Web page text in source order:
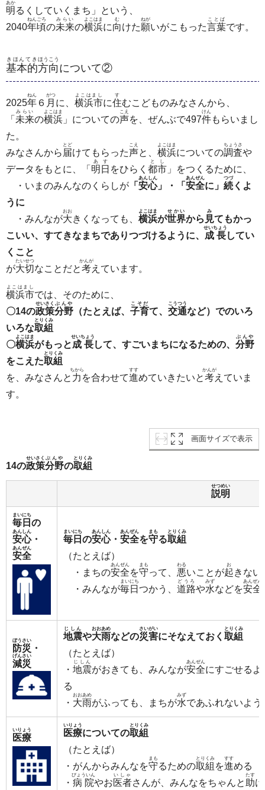
明
あか
るくしていくまち」という、
2040年
ねん
頃
ごろ
の未来
みらい
の横浜
よこはま
に向
む
けた願
ねが
いがこもった言葉
ことば
です。
基本的
きほんてき
方向
ほうこう
について②
2025年
ねん
６ 月
がつ
に、 横浜市
よこはまし
に住
す
むこどものみなさんから、
「 未来
みらい
の横浜
よこはま
」についての声
こえ
を、ぜんぶで497件
けん
もらいまし
た。
みなさんから 届
とど
けてもらった声
こえ
と、 横浜
よこはま
についての調査
ちょうさ
や
データをもとに、「 明日
あす
をひらく 都市
とし
」をつくるために、
・いまのみんなのくらしが 「 安心
あんしん
」・「 安全
あんぜん
に」 続
つづ
くよ
うに
・みんなが大
おお
きくなっても、 横浜
よこはま
が世界
せかい
から 見
み
てもかっ
こいい、すてきなまちでありつづけるように、 成長
せいちょう
してい
くこと
が大切
たいせつ
なことだと考
かんが
えています。
横浜市
よこはまし
では、そのために、
〇14の政策
せいさく
分野
ぶんや
（たとえば、 子育
こそだ
て、 交通
こうつう
など）でのいろ
いろな取組
とりくみ
〇横浜
よこはま
がもっと成長
せいちょう
して、すごいまちになるための、 分野
ぶんや
をこえた取組
とりくみ
を、みなさんと 力
ちから
を合わせて進
すす
めていきたいと考
かんが
えていま
す。
画面サイズで表示
14の政策
せいさく
分野
ぶんや
の取組
とりくみ
説明
せつめい
毎日
まいにち
の
安心
あんしん
・
安全
あんぜん
毎日
まいにち
の安心
あんしん
・ 安全
あんぜん
を守
まも
る取組
とりくみ
（たとえば）
・まちの安全
あんぜん
を守
まも
って、 悪
わる
いことが起
お
きない
・みんなが毎日
まいにち
つかう、 道路
どうろ
や水
みず
などを安全
あんぜん
防災
ぼうさい
・
減災
げんさい
地震
じしん
や大雨
おおあめ
などの災害
さいがい
にそなえておく 取組
とりくみ
（たとえば）
・ 地震
じしん
がおきても、みんなが安全
あんぜん
にすごせる
る
・ 大雨
おおあめ
がふっても、まちが水
みず
であふれないよう
医療
いりょう 医療
いりょう
についての取組
とりくみ
（たとえば）
・がんからみんなを守
まも
るための取組
とりくみ
を進
すす
める
・ 病院
びょういん
やお医者
いしゃ
さんが、みんなをちゃんと 助
たす